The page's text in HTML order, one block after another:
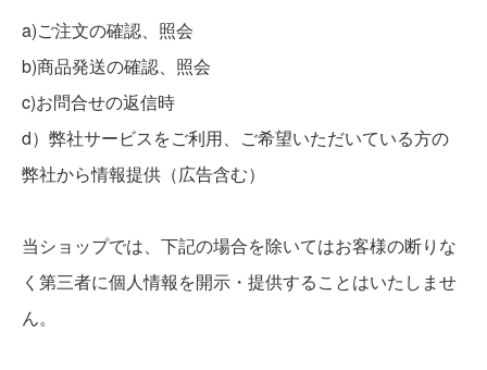
a)ご注文の確認、照会
b)商品発送の確認、照会
c)お問合せの返信時
d）弊社サービスをご利用、ご希望いただいている方の
弊社から情報提供（広告含む）
当ショップでは、下記の場合を除いてはお客様の断りな
く第三者に個人情報を開示・提供することはいたしませ
ん。